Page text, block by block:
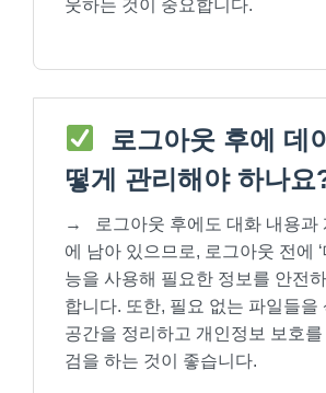
웃하는 것이 중요합니다.
로그아웃 후에 데
떻게 관리해야 하나요
→
로그아웃 후에도 대화 내용과
에 남아 있으므로, 로그아웃 전에 ‘
능을 사용해 필요한 정보를 안전
합니다. 또한, 필요 없는 파일들을
공간을 정리하고 개인정보 보호를
검을 하는 것이 좋습니다.